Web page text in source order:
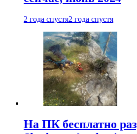
2 года спустя2 года спустя
На ПК бесплатно